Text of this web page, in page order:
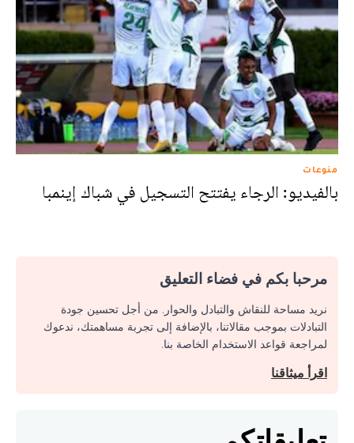
منوعات
بالفيديو: الرجاء يفتتح التسجيل في شباك إينمبا
مرحبا بكم في فضاء التعليق
نريد مساحة للنقاش والتبادل والحوار. من أجل تحسين جودة
التبادلات بموجب مقالاتنا، بالإضافة إلى تجربة مساهمتك، ندعوك
لمراجعة قواعد الاستخدام الخاصة بنا.
اقرأ ميثاقنا